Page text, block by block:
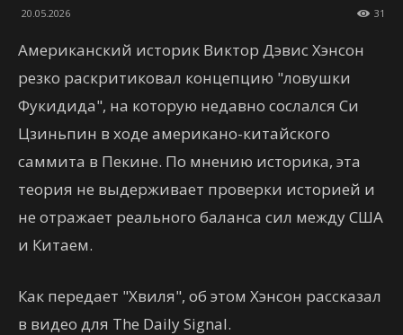
20.05.2026 31
Американский историк Виктор Дэвис Хэнсон
резко раскритиковал концепцию "ловушки
Фукидида", на которую недавно сослался Си
Цзиньпин в ходе американо-китайского
саммита в Пекине. По мнению историка, эта
теория не выдерживает проверки историей и
не отражает реального баланса сил между США
и Китаем.
Как передает "Хвиля", об этом Хэнсон рассказал
в видео для The Daily Signal.